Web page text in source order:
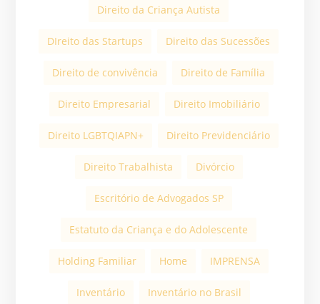
Direito da Criança Autista
DIreito das Startups Direito das Sucessões
Direito de convivência Direito de Família
Direito Empresarial Direito Imobiliário
Direito LGBTQIAPN+ Direito Previdenciário
Direito Trabalhista Divórcio
Escritório de Advogados SP
Estatuto da Criança e do Adolescente
Holding Familiar Home IMPRENSA
Inventário Inventário no Brasil